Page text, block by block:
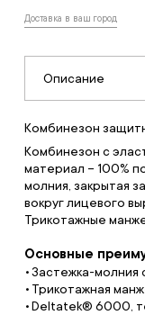
Доставка в ваш город
Описание
Комбинезон
Комбинезон с
материал – 100%
молния, закрытая
вокруг лицевого
Трикотажные
Основные
Застежка-молния
Трикотажная
Deltatek® 6000,